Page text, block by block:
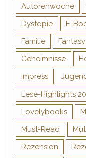
Autorenwoche
Dystopie
E-
Familie
Fantasy
Geheimnisse
Impress
Lese-Highlights
Lovelybooks
Must-Read
Mut
Rezension